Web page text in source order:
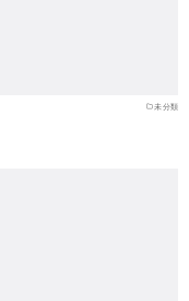
未分類